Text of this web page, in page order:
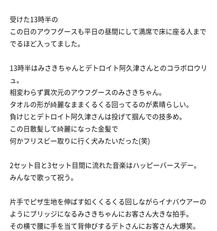
受けた13時半の
この日のアウフグースも平日の昼間にして満席で床に座る人まで
でるほど入ってました。
13時半はみさきちゃんとデトロイト阿久津さんとのコラボロウリ
ュ。
相変わらず異次元のアウフグースのみさきちゃん。
タオルの形が綺麗なままくるくる回ってるのが素晴らしい。
負けじとデトロイト阿久津さんは投げて掴んでの技多め。
この日散髪して綺麗になった金髪で
何かフリスビー取りに行く犬みたいだった(笑)
2セット目と3セット目間に流れた音楽はハッピーバースデー。
みんなで歌って祝う。
片手でピザ生地を伸ばす如くくるくる回しながらイナバウアーの
ようにブリッジになるみさきちゃんにお客さん大きな拍手。
その横で腰に手を当て背伸びするデトさんにお客さん大爆笑。